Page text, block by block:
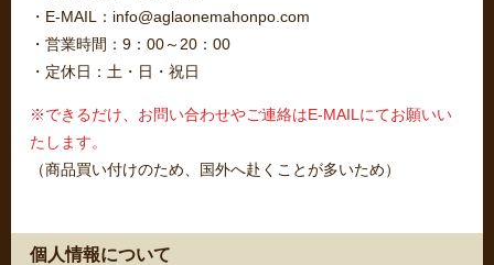
・E-MAIL：info@aglaonemahonpo.com
・営業時間：9：00～20：00
・定休日：土・日・祝日
※できるだけ、お問い合わせやご連絡はE-MAILにてお願いい
たします。
（商品買い付けのため、国外へ赴くことが多いため）
個人情報について